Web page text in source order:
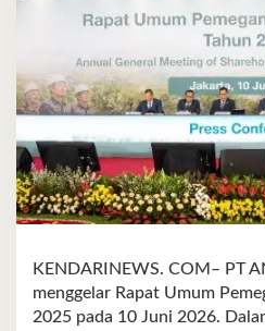
KENDARINEWS. COM– PT
menggelar Rapat Umum
2025 pada 10 Juni 2026.